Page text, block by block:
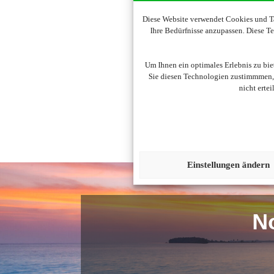
Diese Website verwendet Cookies und
Ihre Bedürfnisse anzupassen. Diese
Um Ihnen ein optimales Erlebnis zu
Sie diesen Technologien
nicht
Einstellungen ändern
Um diesen Inhalt